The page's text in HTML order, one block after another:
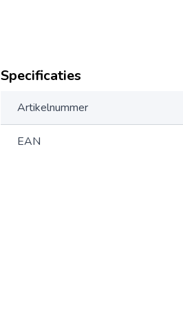
Specificaties
Artikelnummer
EAN